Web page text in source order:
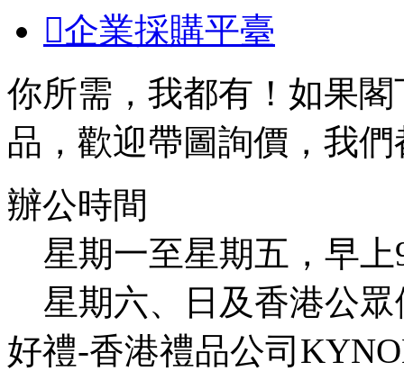
企業採購平臺
你所需，我都有！如果
品，歡迎帶圖詢價，我
辦公時間
星期一至星期五，早上
星期六、日及香港公
好禮-香港禮品公司